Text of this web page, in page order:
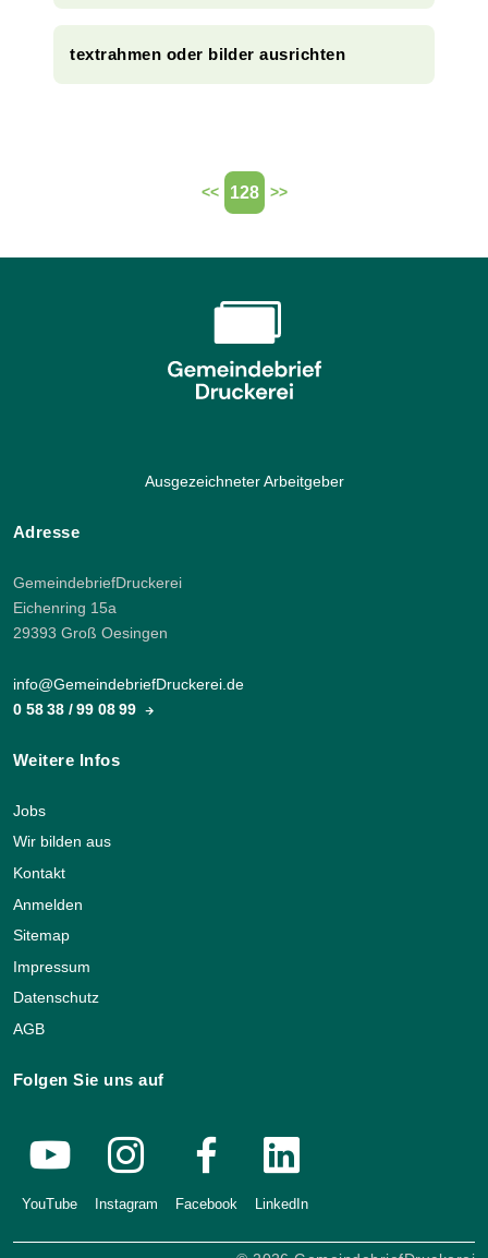
textrahmen oder bilder ausrichten
<< 128 >>
Ausgezeichneter Arbeitgeber
Adresse
GemeindebriefDruckerei
Eichenring 15a
29393 Groß Oesingen
info@GemeindebriefDruckerei.de
0 58 38 / 99 08 99
Weitere Infos
Jobs
Wir bilden aus
Kontakt
Anmelden
Sitemap
Impressum
Datenschutz
AGB
Folgen Sie uns auf
YouTube Instagram Facebook LinkedIn